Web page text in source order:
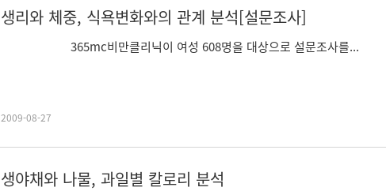
생리와 체중, 식욕변화와의 관계 분석[설문조사]
365mc비만클리닉이 여성 608명을 대상으로 설문조사를...
2009-08-27
생야채와 나물, 과일별 칼로리 분석